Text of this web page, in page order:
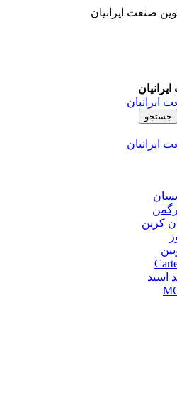
صنعت ایرانیان
جستجو
کرین
اسید